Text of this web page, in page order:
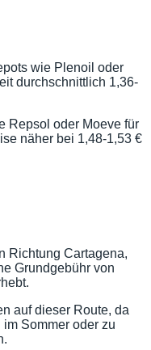
wie Plenoil oder
durchschnittlich 1,36-
Repsol oder Moeve für
näher bei 1,48-1,53 €
Richtung Cartagena,
Grundgebühr von
auf dieser Route, da
Sommer oder zu